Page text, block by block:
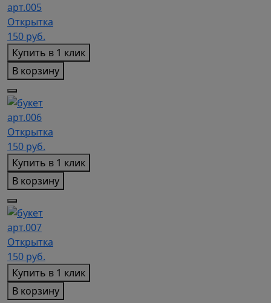
арт.005
Открытка
150 руб.
Купить в 1 клик
В корзину
арт.006
Открытка
150 руб.
Купить в 1 клик
В корзину
арт.007
Открытка
150 руб.
Купить в 1 клик
В корзину